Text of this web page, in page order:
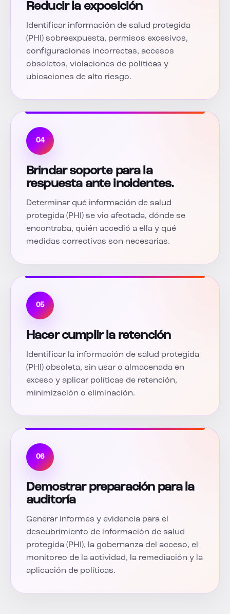
Reducir la exposición
Identificar información de salud protegida
(PHI) sobreexpuesta, permisos excesivos,
configuraciones incorrectas, accesos
obsoletos, violaciones de políticas y
ubicaciones de alto riesgo.
04
Brindar soporte para la
respuesta ante incidentes.
Determinar qué información de salud
protegida (PHI) se vio afectada, dónde se
encontraba, quién accedió a ella y qué
medidas correctivas son necesarias.
05
Hacer cumplir la retención
Identificar la información de salud protegida
(PHI) obsoleta, sin usar o almacenada en
exceso y aplicar políticas de retención,
minimización o eliminación.
06
Demostrar preparación para la
auditoría
Generar informes y evidencia para el
descubrimiento de información de salud
protegida (PHI), la gobernanza del acceso, el
monitoreo de la actividad, la remediación y la
aplicación de políticas.